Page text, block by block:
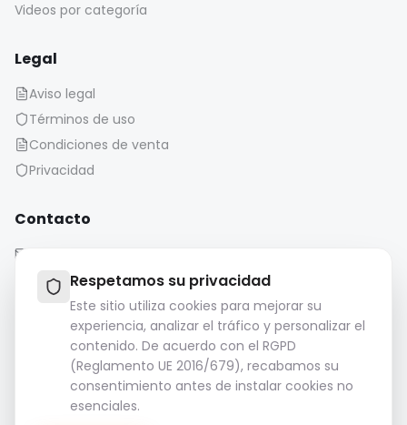
Respetamos su privacidad
Este sitio utiliza cookies para mejorar su
experiencia, analizar el tráfico y personalizar el
contenido. De acuerdo con el RGPD
(Reglamento UE 2016/679), recabamos su
consentimiento antes de instalar cookies no
esenciales.
Videos por categoría
Legal
Aviso legal
Términos de uso
Condiciones de venta
Privacidad
Contacto
Política de conservación:
Los archivos multimedia (imágenes, vídeos, archivos de